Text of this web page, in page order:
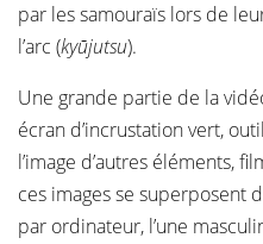
par les samouraïs lors de
l’arc (kyūjutsu).
Une grande partie de la
écran d’incrustation vert,
l’image d’autres éléments,
ces images se superposent
par ordinateur, l’une